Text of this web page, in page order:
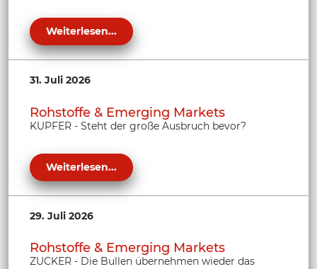
Weiterlesen...
31. Juli 2026
Rohstoffe & Emerging Markets
KUPFER - Steht der große Ausbruch bevor?
Weiterlesen...
29. Juli 2026
Rohstoffe & Emerging Markets
ZUCKER - Die Bullen übernehmen wieder das